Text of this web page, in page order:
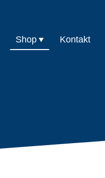
Shop Kontakt